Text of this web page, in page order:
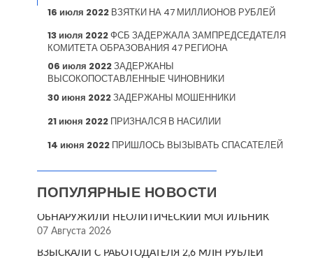
16 июля 2022 ВЗЯТКИ НА 47 МИЛЛИОНОВ РУБЛЕЙ
13 июля 2022ФСБ ЗАДЕРЖАЛА ЗАМПРЕДСЕДАТЕЛЯ
КОМИТЕТА ОБРАЗОВАНИЯ 47 РЕГИОНА
06 июля 2022ЗАДЕРЖАНЫ
ВЫСОКОПОСТАВЛЕННЫЕ ЧИНОВНИКИ
30 июня 2022ЗАДЕРЖАНЫ МОШЕННИКИ
21 июня 2022 ПРИЗНАЛСЯ В НАСИЛИИ
14 июня 2022 ПРИШЛОСЬ ВЫЗЫВАТЬ СПАСАТЕЛЕЙ
ПОПУЛЯРНЫЕ НОВОСТИ
ОБНАРУЖИЛИ НЕОЛИТИЧЕСКИЙ МОГИЛЬНИК
07 Августа 2026
ВЗЫСКАЛИ С РАБОТОДАТЕЛЯ 2,6 МЛН РУБЛЕЙ